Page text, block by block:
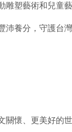
塑藝術和兒童
養分，守護台灣
懷、更美好的世